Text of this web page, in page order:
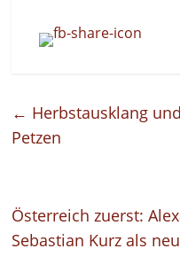
← Herbstausklang
Petzen
Österreich zuerst:
Sebastian Kurz als